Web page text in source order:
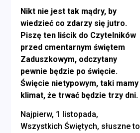
Nikt nie jest tak mądry, by
wiedzieć co zdarzy się jutro.
Piszę ten liścik do Czytelników
przed cmentarnym świętem
Zaduszkowym, odczytany
pewnie będzie po święcie.
Święcie nietypowym, taki mamy
klimat, że trwać będzie trzy dni.
Najpierw, 1 listopada,
Wszystkich Świętych, słuszne to